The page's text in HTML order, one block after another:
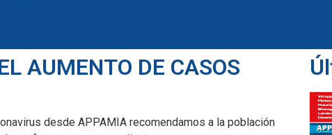
AUMENTO DE CASOS
desde APPAMIA recomendamos a la población